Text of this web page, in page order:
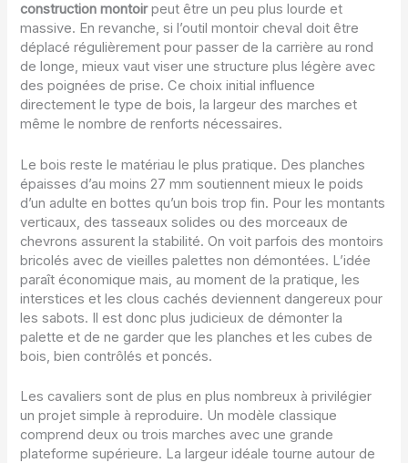
construction montoirpeut être un peu plus lourde et
massive. En revanche, si l’outil montoir cheval doit être
déplacé régulièrement pour passer de la carrière au rond
de longe, mieux vaut viser une structure plus légère avec
des poignées de prise. Ce choix initial influence
directement le type de bois, la largeur des marches et
même le nombre de renforts nécessaires.
Le bois reste le matériau le plus pratique. Des planches
épaisses d’au moins 27 mm soutiennent mieux le poids
d’un adulte en bottes qu’un bois trop fin. Pour les montants
verticaux, des tasseaux solides ou des morceaux de
chevrons assurent la stabilité. On voit parfois des montoirs
bricolés avec de vieilles palettes non démontées. L’idée
paraît économique mais, au moment de la pratique, les
interstices et les clous cachés deviennent dangereux pour
les sabots. Il est donc plus judicieux de démonter la
palette et de ne garder que les planches et les cubes de
bois, bien contrôlés et poncés.
Les cavaliers sont de plus en plus nombreux à privilégier
un projet simple à reproduire. Un modèle classique
comprend deux ou trois marches avec une grande
plateforme supérieure. La largeur idéale tourne autour de